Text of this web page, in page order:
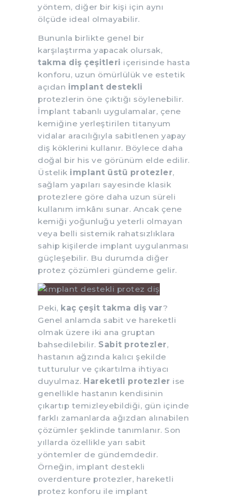
yöntem, diğer bir kişi için aynı
ölçüde ideal olmayabilir.
Bununla birlikte genel bir
karşılaştırma yapacak olursak,
takma diş çeşitleri içerisinde hasta
konforu, uzun ömürlülük ve estetik
açıdan implant destekli
protezlerin öne çıktığı söylenebilir.
İmplant tabanlı uygulamalar, çene
kemiğine yerleştirilen titanyum
vidalar aracılığıyla sabitlenen yapay
diş köklerini kullanır. Böylece daha
doğal bir his ve görünüm elde edilir.
Üstelik implant üstü protezler,
sağlam yapıları sayesinde klasik
protezlere göre daha uzun süreli
kullanım imkânı sunar. Ancak çene
kemiği yoğunluğu yeterli olmayan
veya belli sistemik rahatsızlıklara
sahip kişilerde implant uygulanması
güçleşebilir. Bu durumda diğer
protez çözümleri gündeme gelir.
Peki, kaç çeşit takma diş var?
Genel anlamda sabit ve hareketli
olmak üzere iki ana gruptan
bahsedilebilir. Sabit protezler,
hastanın ağzında kalıcı şekilde
tutturulur ve çıkartılma ihtiyacı
duyulmaz. Hareketli protezler ise
genellikle hastanın kendisinin
çıkartıp temizleyebildiği, gün içinde
farklı zamanlarda ağızdan alınabilen
çözümler şeklinde tanımlanır. Son
yıllarda özellikle yarı sabit
yöntemler de gündemdedir.
Örneğin, implant destekli
overdenture protezler, hareketli
protez konforu ile implant